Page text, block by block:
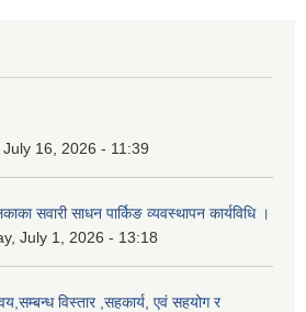
16, 2026 - 11:39
सवारी साधन पार्किङ व्यवस्थापन कार्यविधि ।
July 1, 2026 - 13:18
विस्तार ,सहकार्य, एवं सहयोग र